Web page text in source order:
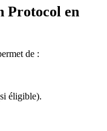
Protocol en
de :
éligible).